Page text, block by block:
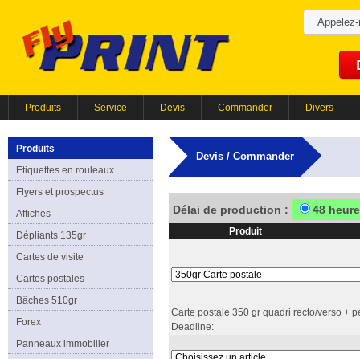
Produits Service Devis Commander Divers
Produits
Etiquettes en rouleaux
Flyers et prospectus
Affiches
Dépliants 135gr
Cartes de visite
Cartes postales
Bâches 510gr
Forex
Panneaux immobilier
Devis / Commander
Délai de production : 48
Produit
Carte postale 350 gr quadri recto/verso +
Deadline: